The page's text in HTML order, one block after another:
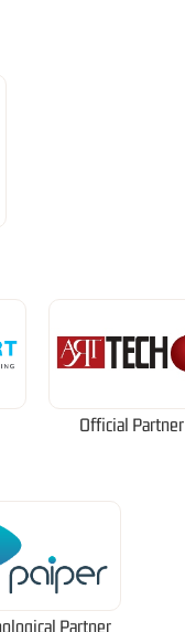
Official Partner
Partner